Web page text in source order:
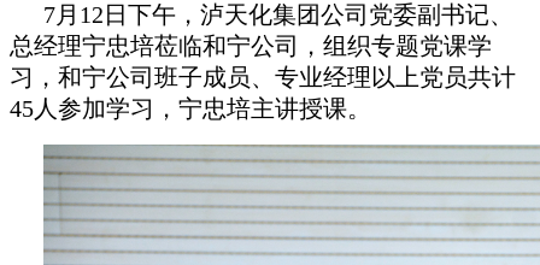
7月12日下午，泸天化集团公司党委副书记、
总经理宁忠培莅临和宁公司，组织专题党课学
习，和宁公司班子成员、专业经理以上党员共计
45人参加学习，宁忠培主讲授课。